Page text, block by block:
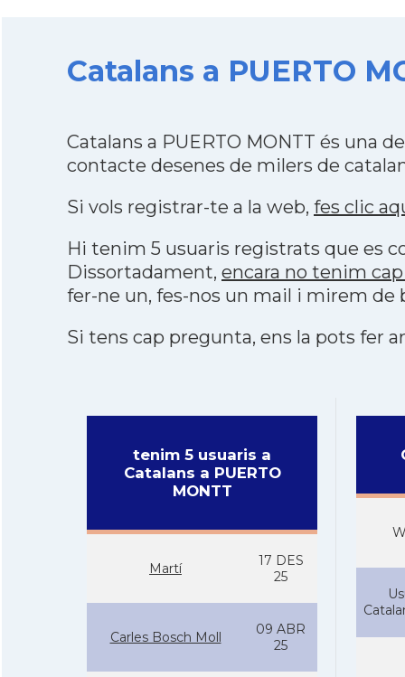
Catalans a PUERTO
Catalans a PUERTO MONTT és una
contacte desenes de milers de
Si vols registrar-te a la web, fes clic
Hi tenim 5 usuaris registrats que es
Dissortadament, encara no tenim
fer-ne un, fes-nos un mail i mirem de
Si tens cap pregunta, ens la pots fer
tenim 5 usuaris a
Catalans a PUERTO
MONTT
Martí
17 DES
25
Carles Bosch Moll
09 ABR
25